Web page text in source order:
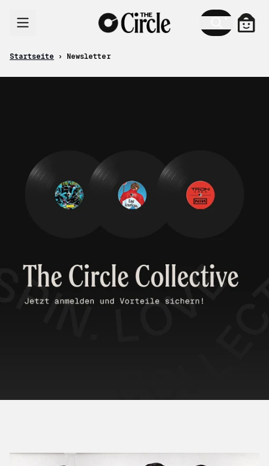
Newsletter
Startseite › Newsletter